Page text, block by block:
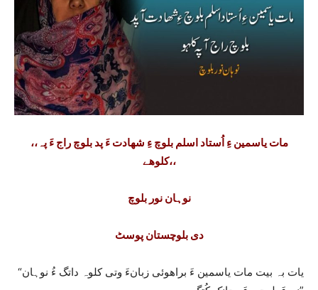
،،مات یاسمین ءِ اُستاد اسلم بلوچ ءِ شھادت ءَ پد بلوچ راج ءَ پہ
کلوھے،،
نوہان نور بلوچ
دی بلوچستان پوسٹ
“یات بہ بیت مات یاسمین ءَ براھوئی زبانءَ وتی کلوہ داتگ ءُ نوہان